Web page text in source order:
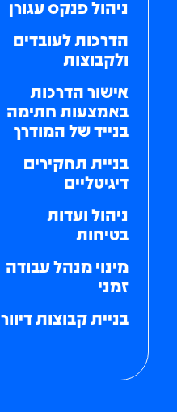
ניהול פנקס עגורן
הדרכות לעובדים
ולקבוצות
אישור הדרכות
באמצעות חתימה
בנייד של המודרך​
בניית תחקירים
דיגיטליים​
ניהול ועדות
בטיחות​
מינוי מנהל עבודה
זמני​
בניית קבוצות דיוור​